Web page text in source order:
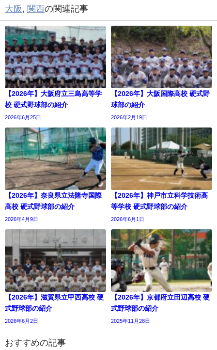
大阪, 関西の関連記事
【2026年】大阪府立三島高等学
校 硬式野球部の紹介
2026年6月25日
【2026年】大阪国際高校 硬式野
球部の紹介
2026年2月19日
【2026年】奈良県立法隆寺国際
高校 硬式野球部の紹介
2026年4月9日
【2026年】神戸市立科学技術高
等学校 硬式野球部の紹介
2026年6月1日
【2026年】滋賀県立甲西高校 硬
式野球部の紹介
2026年6月2日
【2026年】京都府立田辺高校 硬
式野球部の紹介
2025年11月28日
おすすめの記事